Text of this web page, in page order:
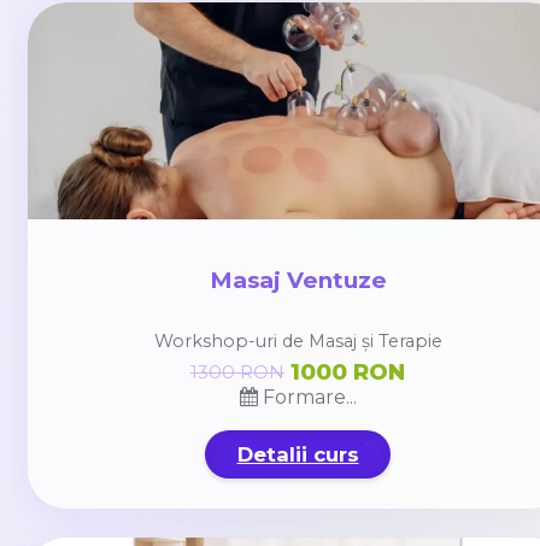
Masaj Ventuze
Workshop-uri de Masaj și Terapie
Formare...
1300 RON 1000 RON
Detalii curs